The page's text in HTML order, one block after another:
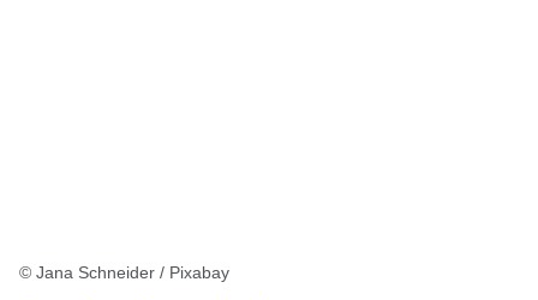
© Jana Schneider / Pixabay